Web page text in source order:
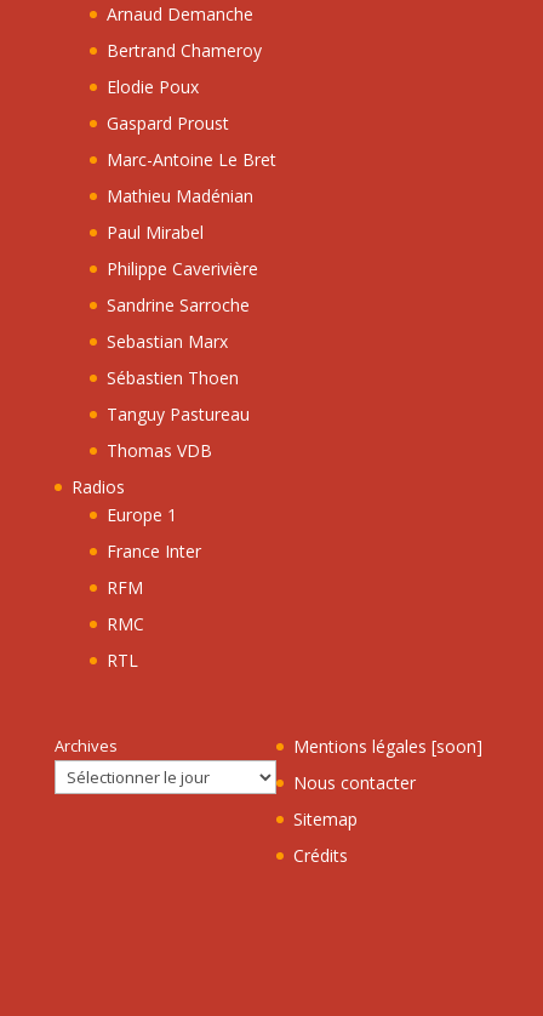
Arnaud Demanche
Bertrand Chameroy
Elodie Poux
Gaspard Proust
Marc-Antoine Le Bret
Mathieu Madénian
Paul Mirabel
Philippe Caverivière
Sandrine Sarroche
Sebastian Marx
Sébastien Thoen
Tanguy Pastureau
Thomas VDB
Radios
Europe 1
France Inter
RFM
RMC
RTL
Archives
Mentions légales [soon]
Nous contacter
Sitemap
Crédits